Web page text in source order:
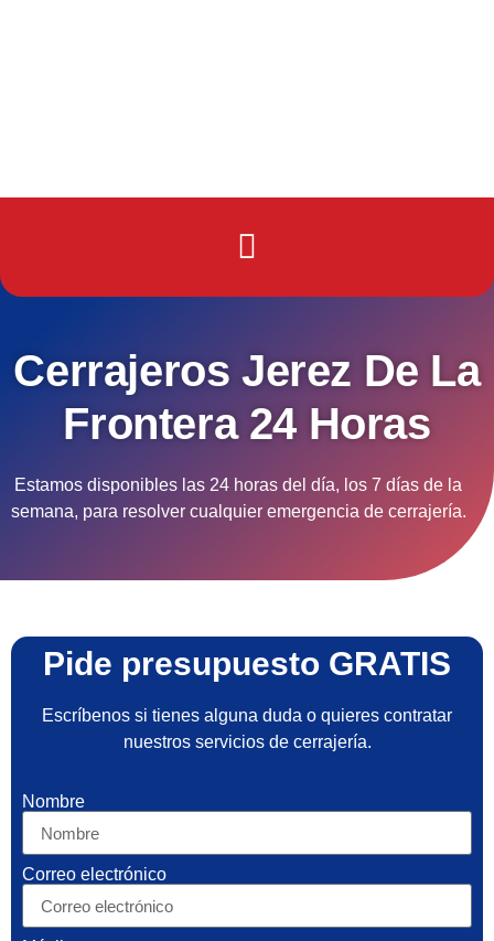
Cerrajeros Jerez De La
Frontera 24 Horas
Estamos disponibles las 24 horas del día, los 7 días de la
semana, para resolver cualquier emergencia de cerrajería.
Pide presupuesto GRATIS
Escríbenos si tienes alguna duda o quieres contratar
nuestros servicios de cerrajería.
Nombre
Correo electrónico